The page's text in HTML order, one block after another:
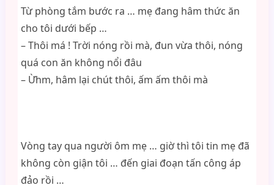
Từ phòng tắm bước ra … mẹ đang hâm thức ăn
cho tôi dưới bếp …
– Thôi má ! Trời nóng rồi mà, đun vừa thôi, nóng
quá con ăn không nổi đâu
– Ừhm, hâm lại chút thôi, ấm ấm thôi mà
Vòng tay qua người ôm mẹ … giờ thì tôi tin mẹ đã
không còn giận tôi … đến giai đoạn tấn công áp
đảo rồi …